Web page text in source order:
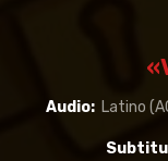
Audio: Latino